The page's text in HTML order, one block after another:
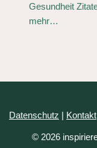
Gesundheit
mehr…
Datenschutz | Kontakt
© 2026